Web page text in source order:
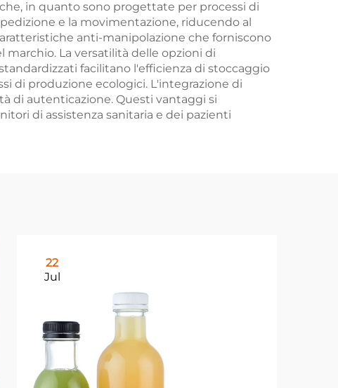
in quanto sono progettate per processi di
e la movimentazione, riducendo al
anti-manipolazione che forniscono
La versatilità delle opzioni di
facilitano l'efficienza di stoccaggio
di produzione ecologici. L'integrazione di
di autenticazione. Questi vantaggi si
di assistenza sanitaria e dei pazienti
22
Jul